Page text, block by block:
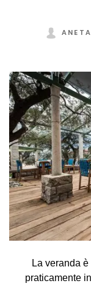
La veranda
praticamente